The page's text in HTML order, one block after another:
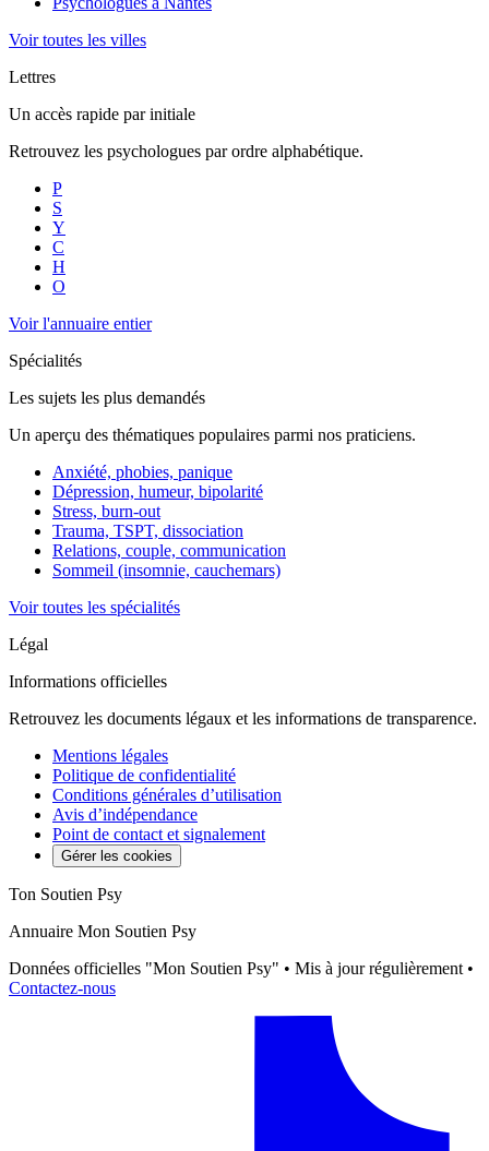
Voir toutes les villes
Lettres
Un accès rapide par initiale
Retrouvez les psychologues par ordre alphabétique.
P
S
Y
C
H
O
Voir l'annuaire entier
Spécialités
Les sujets les plus demandés
Un aperçu des thématiques populaires parmi nos praticiens.
Anxiété, phobies, panique
Dépression, humeur, bipolarité
Stress, burn-out
Trauma, TSPT, dissociation
Relations, couple, communication
Sommeil (insomnie, cauchemars)
Voir toutes les spécialités
Légal
Informations officielles
Retrouvez les documents légaux et les informations de transparence.
Mentions légales
Politique de confidentialité
Conditions générales d’utilisation
Avis d’indépendance
Point de contact et signalement
Gérer les cookies
Ton Soutien Psy
Annuaire Mon Soutien Psy
Données officielles "Mon Soutien Psy" • Mis à jour régulièrement •
Contactez-nous